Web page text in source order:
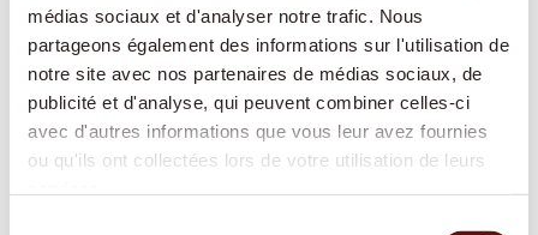
médias sociaux et d'analyser notre trafic. Nous
partageons également des informations sur l'utilisation de
notre site avec nos partenaires de médias sociaux, de
publicité et d'analyse, qui peuvent combiner celles-ci
avec d'autres informations que vous leur avez fournies
ou qu'ils ont collectées lors de votre utilisation de leurs
Aide à domicile
Cuisine, ménage, lessive ou courses : nous